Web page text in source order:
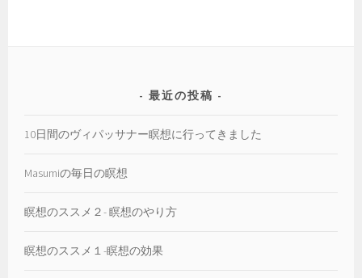
最近の投稿
10日間のヴィパッサナー瞑想に行ってきました
Masumiの毎日の瞑想
瞑想のススメ２- 瞑想のやり方
瞑想のススメ１-瞑想の効果